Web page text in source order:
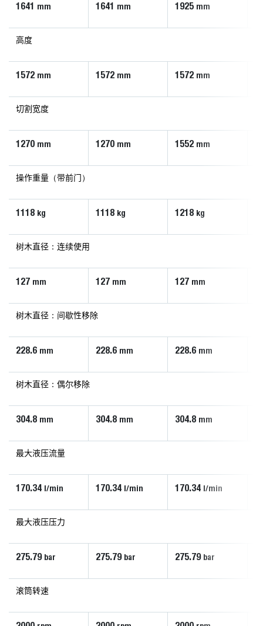
1641 mm 1641 mm 1925 mm
高度
1572 mm 1572 mm 1572 mm
切割宽度
1270 mm 1270 mm 1552 mm
操作重量（带前门）
1118 kg 1118 kg 1218 kg
树木直径：连续使用
127 mm 127 mm 127 mm
树木直径：间歇性移除
228.6 mm 228.6 mm 228.6 mm
树木直径：偶尔移除
304.8 mm 304.8 mm 304.8 mm
最大液压流量
170.34 l/min 170.34 l/min 170.34 l/min
最大液压压力
275.79 bar 275.79 bar 275.79 bar
滚筒转速